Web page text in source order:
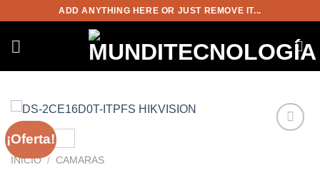
contenido
ADD ANYTHING HERE OR JUST REMOVE IT...
¡Oferta!
INICIO / CAMARAS